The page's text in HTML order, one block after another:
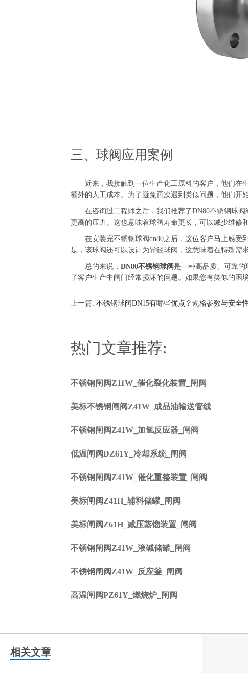
三、球阀应用案例
近来，我接触到一位生产化工原料的客户，他们在生
额外的人工成本。为了避免再次遇到类似问题，他们开
在咨询过工程师之后，我们推荐了DN80不锈钢球阀
更高的压力。这也意味着球阀寿命更长，可以减少维修
在安装完不锈钢球阀dn80之后，这位客户马上感受
是，该球阀还可以设计为异径球阀，这意味着在特殊需
总的来说，DN80不锈钢球阀是一种高品质、可靠
了客户生产中阀门经常损坏的问题。如果您有类似的困
上一篇: 不锈钢球阀DN15有哪些优点？规格参数与安全
热门文章推荐:
不锈钢闸阀Z11W_催化裂化装置_闸阀
美标不锈钢闸阀Z41W_成品油输送管线
不锈钢闸阀Z41W_加氢反应器_闸阀
低温闸阀DZ61Y_冷却系统_闸阀
不锈钢闸阀Z41W_催化重整装置_闸阀
美标闸阀Z41H_辅料储罐_闸阀
美标闸阀Z61H_减压蒸馏装置_闸阀
不锈钢闸阀Z41W_液碱储罐_闸阀
不锈钢闸阀Z41W_反应釜_闸阀
高温闸阀PZ61Y_燃烧炉_闸阀
相关文章